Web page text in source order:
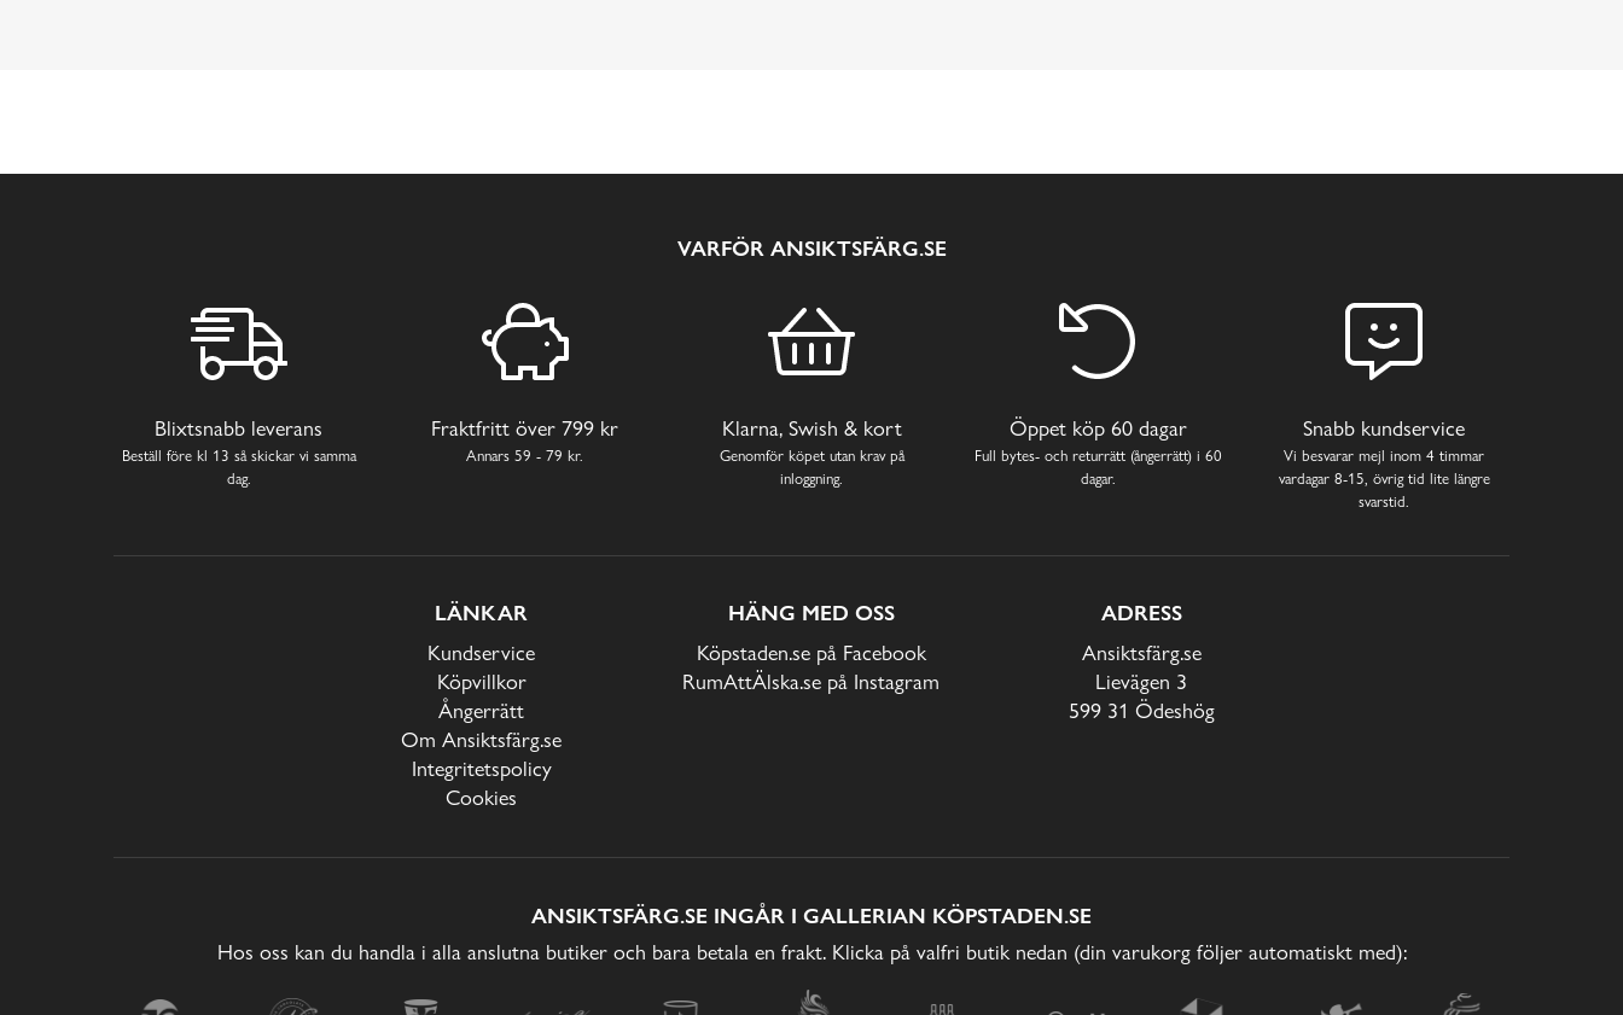
VARFÖR ANSIKTSFÄRG.SE
Blixtsnabb leverans
Beställ före kl 13 så skickar vi samma
dag.
Fraktfritt över 799 kr
Annars 59 - 79 kr.
Klarna, Swish & kort
Genomför köpet utan krav på
inloggning.
Öppet köp 60 dagar
Full bytes- och returrätt (ångerrätt) i 60
dagar.
Snabb kundservice
Vi besvarar mejl inom 4 timmar
vardagar 8-15, övrig tid lite längre
svarstid.
LÄNKAR
Kundservice
Köpvillkor
Ångerrätt
Om Ansiktsfärg.se
Integritetspolicy
Cookies
HÄNG MED OSS
Köpstaden.se på Facebook
RumAttÄlska.se på Instagram
ADRESS
Ansiktsfärg.se
Lievägen 3
599 31 Ödeshög
ANSIKTSFÄRG.SE INGÅR I GALLERIAN KÖPSTADEN.SE
Hos oss kan du handla i alla anslutna butiker och bara betala en frakt. Klicka på valfri butik nedan (din varukorg följer automatiskt med):